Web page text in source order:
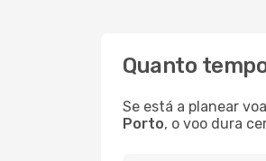
Quanto
Se está a planear
Porto, o voo dura